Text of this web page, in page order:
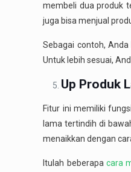
membeli dua produk
juga bisa menjual
Sebagai contoh,
Untuk lebih sesuai,
Up Produk
Fitur ini memiliki
lama tertindih di
menaikkan dengan
Itulah beberapa cara